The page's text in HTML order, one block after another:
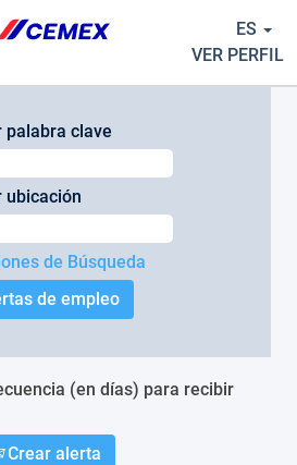
ES
VER PERFIL
palabra clave
ubicación
de Búsqueda
(en días) para recibir
Crear alerta